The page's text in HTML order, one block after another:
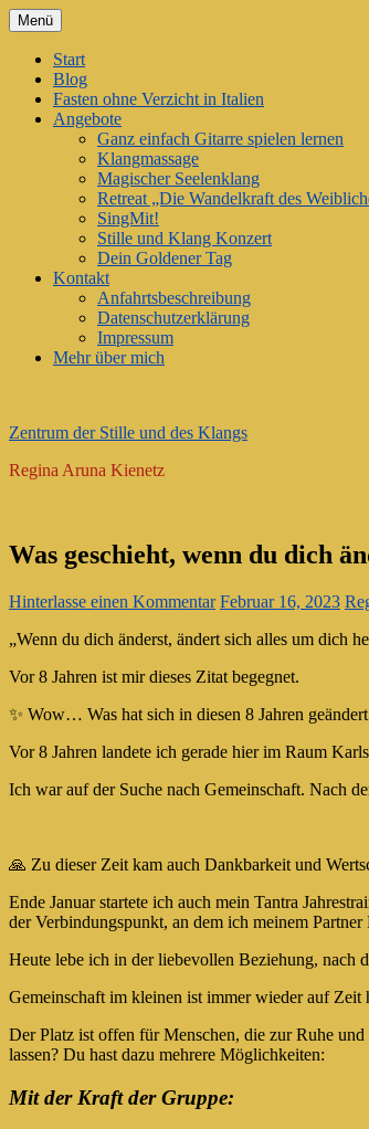
Zum
Inhalt
springen
Menü
Start
Blog
Fasten ohne Verzicht in Italien
Angebote
Ganz einfach Gitarre spielen lernen
Klangmassage
Magischer Seelenklang
Retreat „Die Wandelkraft des
SingMit!
Stille und Klang Konzert
Dein Goldener Tag
Kontakt
Anfahrtsbeschreibung
Datenschutzerklärung
Impressum
Mehr über mich
Zentrum der Stille und des Klangs
Regina Aruna Kienetz
Was geschieht, wenn du dich
Hinterlasse einen Kommentar Februar 16, 2023
„Wenn du dich änderst, ändert sich alles um dich
Vor 8 Jahren ist mir dieses Zitat begegnet.
✨ Wow… Was hat sich in diesen 8 Jahren
Vor 8 Jahren landete ich gerade hier im Raum
Ich war auf der Suche nach Gemeinschaft. Nach
🙏 Zu dieser Zeit kam auch Dankbarkeit und
Ende Januar startete ich auch mein Tantra
der Verbindungspunkt, an dem ich meinem Partner
Heute lebe ich in der liebevollen Beziehung, nach
Gemeinschaft im kleinen ist immer wieder auf Zeit
Der Platz ist offen für Menschen, die zur Ruhe
lassen? Du hast dazu mehrere Möglichkeiten:
Mit der Kraft der Gruppe: